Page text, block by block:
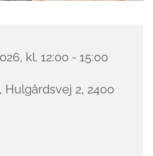
kl. 12:00 - 15:00
Hulgårdsvej 2, 2400